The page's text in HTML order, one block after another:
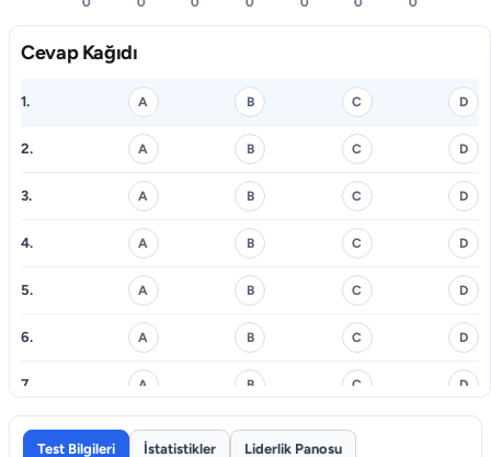
Cevap Kağıdı
1. A B C D
2. A B C D
3. A B C D
4. A B C D
5. A B C D
6. A B C D
7. A B C D
8. A B C
Test Bilgileri İstatistikler Liderlik Panosu